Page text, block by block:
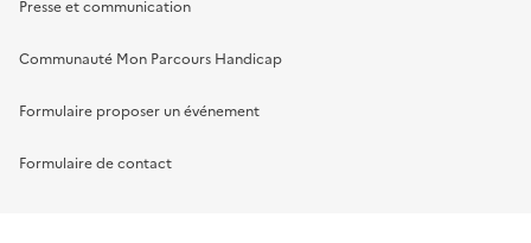
Presse et communication
Communauté Mon Parcours Handicap
Formulaire proposer un événement
Formulaire de contact